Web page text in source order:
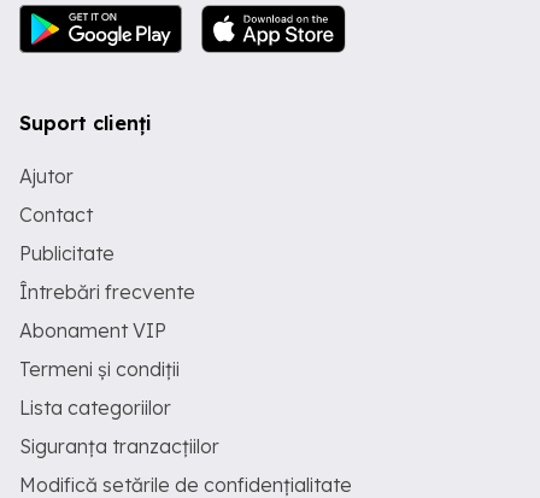
Suport clienți
Ajutor
Contact
Publicitate
Întrebări frecvente
Abonament VIP
Termeni și condiții
Lista categoriilor
Siguranța tranzacțiilor
Modifică setările de confidențialitate